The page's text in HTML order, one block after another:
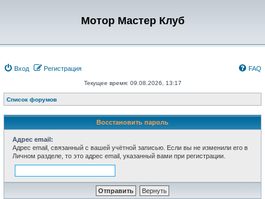
Мотор Мастер Клуб
Вход Регистрация FAQ
Текущее время: 09.08.2026, 13:17
Список форумов
Восстановить пароль
Адрес email:
Адрес email, связанный с вашей учётной записью. Если вы не изменили его в
Личном разделе, то это адрес email, указанный вами при регистрации.